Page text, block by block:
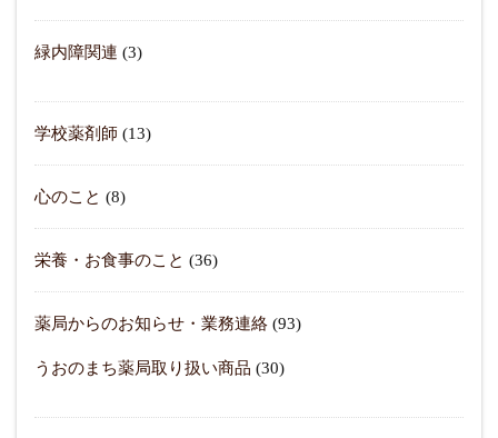
緑内障関連 (3)
学校薬剤師 (13)
心のこと (8)
栄養・お食事のこと (36)
薬局からのお知らせ・業務連絡 (93)
うおのまち薬局取り扱い商品 (30)